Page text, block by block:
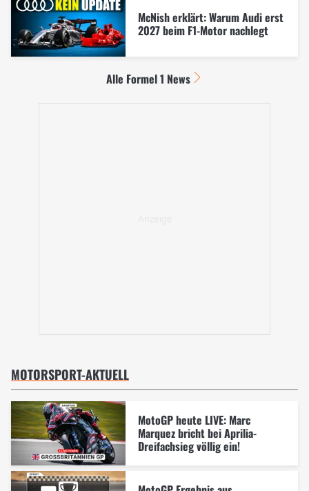
McNish erklärt: Warum Audi erst
2027 beim F1-Motor nachlegt
Alle Formel 1 News
MOTORSPORT-AKTUELL
MotoGP heute LIVE: Marc
Marquez bricht bei Aprilia-
Dreifachsieg völlig ein!